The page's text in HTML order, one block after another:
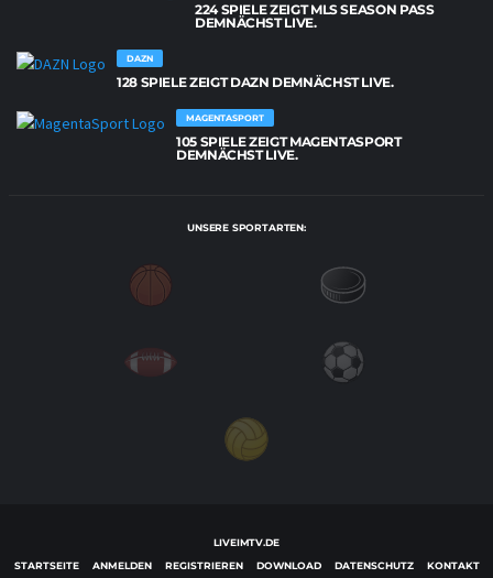
224 SPIELE ZEIGT MLS SEASON PASS
DEMNÄCHST LIVE.
DAZN
128 SPIELE ZEIGT DAZN DEMNÄCHST LIVE.
MAGENTASPORT
105 SPIELE ZEIGT MAGENTASPORT
DEMNÄCHST LIVE.
UNSERE SPORTARTEN:
LIVEIMTV.DE
STARTSEITE
ANMELDEN REGISTRIEREN DOWNLOAD DATENSCHUTZ KONTAKT